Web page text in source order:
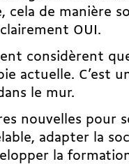
cela de manière
OUI.
considèrent
actuelle. C’est
le mur.
nouvelles pour
adapter la
la